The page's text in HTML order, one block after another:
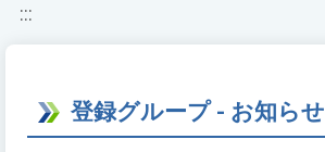
:::
登録グループ - お知らせ